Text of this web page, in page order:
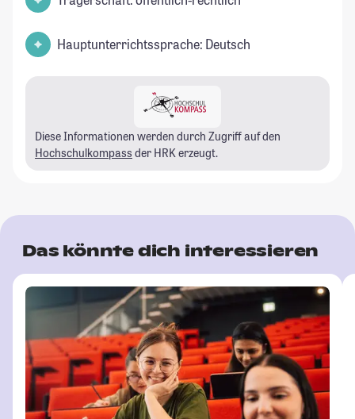
Hauptunterrichtssprache: Deutsch
Diese Informationen werden durch Zugriff auf den
Hochschulkompass der HRK erzeugt.
Das könnte dich interessieren